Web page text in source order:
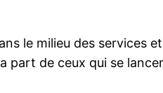
le milieu des services
de ceux qui se